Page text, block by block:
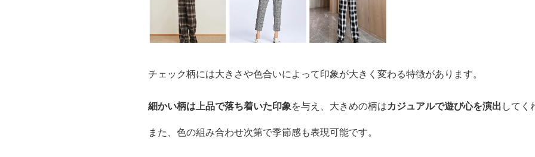
チェック柄には大きさや色合いによって印象が大きく変わる特徴があります。
細かい柄は上品で落ち着いた印象を与え、大きめの柄はカジュアルで遊び心を演出してく
また、色の組み合わせ次第で季節感も表現可能です。